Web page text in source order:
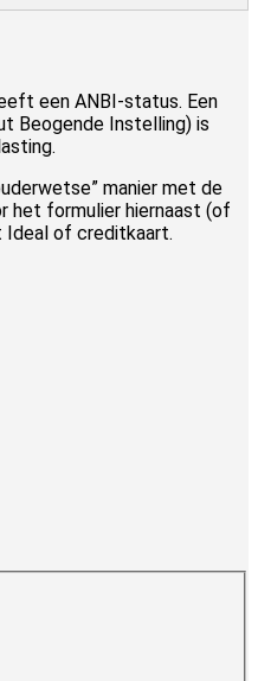
een ANBI-status. Een
Beogende Instelling) is
manier met de
het formulier hiernaast (of
Ideal of creditkaart.